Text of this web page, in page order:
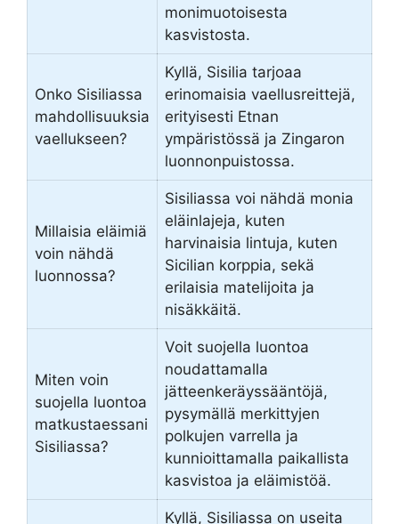
monimuotoisesta
kasvistosta.
Onko Sisiliassa
mahdollisuuksia
vaellukseen?
Kyllä, Sisilia tarjoaa
erinomaisia vaellusreittejä,
erityisesti Etnan
ympäristössä ja Zingaron
luonnonpuistossa.
Millaisia eläimiä
voin nähdä
luonnossa?
Sisiliassa voi nähdä monia
eläinlajeja, kuten
harvinaisia lintuja, kuten
Sicilian korppia, sekä
erilaisia matelijoita ja
nisäkkäitä.
Miten voin
suojella luontoa
matkustaessani
Sisiliassa?
Voit suojella luontoa
noudattamalla
jätteenkeräyssääntöjä,
pysymällä merkittyjen
polkujen varrella ja
kunnioittamalla paikallista
kasvistoa ja eläimistöä.
Kyllä, Sisiliassa on useita